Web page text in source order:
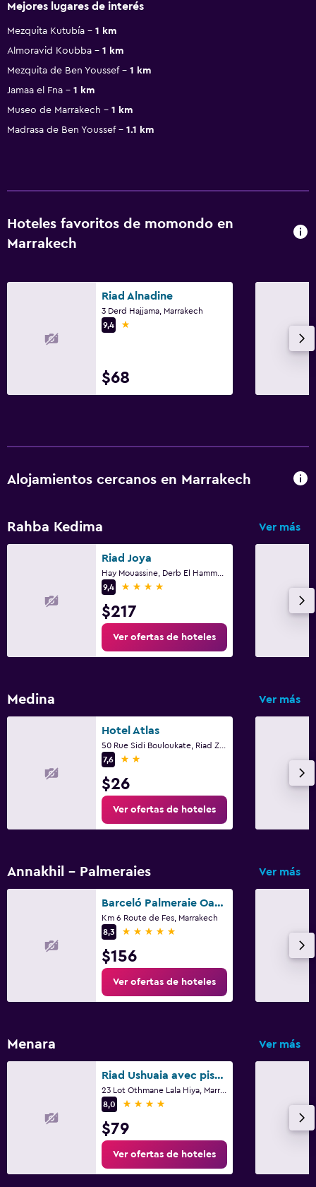
Mejores lugares de interés
Mezquita Kutubía
1 km
Almoravid Koubba
1 km
Mezquita de Ben Youssef
1 km
Jamaa el Fna
1 km
Museo de Marrakech
1 km
Madrasa de Ben Youssef
1.1 km
Hoteles favoritos de momondo en
Marrakech
Riad Alnadine
3 Derd Hajjama, Marrakech
9,4
1 estrella
$68
Alojamientos cercanos en Marrakech
Rahba Kedima Ver más
Riad Joya
9,4
4 estrellas
$217
Ver ofertas de hoteles
Medina Ver más
Hotel Atlas
7,6
2 estrellas
$26
Ver ofertas de hoteles
Annakhil - Palmeraies Ver más
Barceló Palmeraie Oasis Resort
Km 6 Route de Fes, Marrakech
8,3
5 estrellas
$156
Ver ofertas de hoteles
Menara Ver más
Riad Ushuaia avec piscine - Centre Marrakech
23 Lot Othmane Lala Hiya, Marrakech
8,0
4 estrellas
$79
Ver ofertas de hoteles